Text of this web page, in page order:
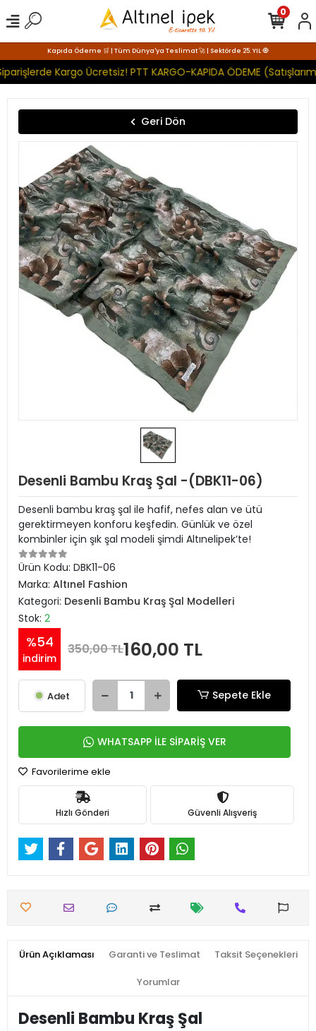
Kapıda Ödeme 🛒 | Tüm Dünya'ya Teslimat 🚀 | Sektörde 25. YIL 🧿
Kargo Ücretsiz! PTT KARGO-KAPIDA ÖDEME
0
Geri Dön
Desenli Bambu Kraş Şal -(DBK11-06)
Desenli bambu kraş şal ile hafif, nefes alan ve ütü
gerektirmeyen konforu keşfedin. Günlük ve özel
kombinler için şık şal modeli şimdi Altınelipek’te!
Ürün Kodu: DBK11-06
Marka: Altınel Fashion
Kategori: Desenli Bambu Kraş Şal Modelleri
Stok: 2
%54
indirim
350,00 TL160,00 TL
Adet Sepete Ekle
WHATSAPP İLE SİPARİŞ VER
Favorilerime ekle
Hızlı Gönderi Güvenli Alışveriş
Ürün Açıklaması Garanti ve Teslimat Taksit Seçenekleri
Yorumlar
Desenli Bambu Kraş Şal